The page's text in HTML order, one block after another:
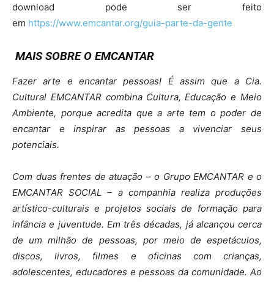
download pode ser feito
em https://www.emcantar.org/guia-parte-da-gente
MAIS SOBRE O EMCANTAR
Fazer arte e encantar pessoas! É assim que a Cia.
Cultural EMCANTAR combina Cultura, Educação e Meio
Ambiente, porque acredita que a arte tem o poder de
encantar e inspirar as pessoas a vivenciar seus
potenciais.
Com duas frentes de atuação – o Grupo EMCANTAR e o
EMCANTAR SOCIAL – a companhia realiza produções
artístico-culturais e projetos sociais de formação para
infância e juventude. Em três décadas, já alcançou cerca
de um milhão de pessoas, por meio de espetáculos,
discos, livros, filmes e oficinas com crianças,
adolescentes, educadores e pessoas da comunidade. Ao